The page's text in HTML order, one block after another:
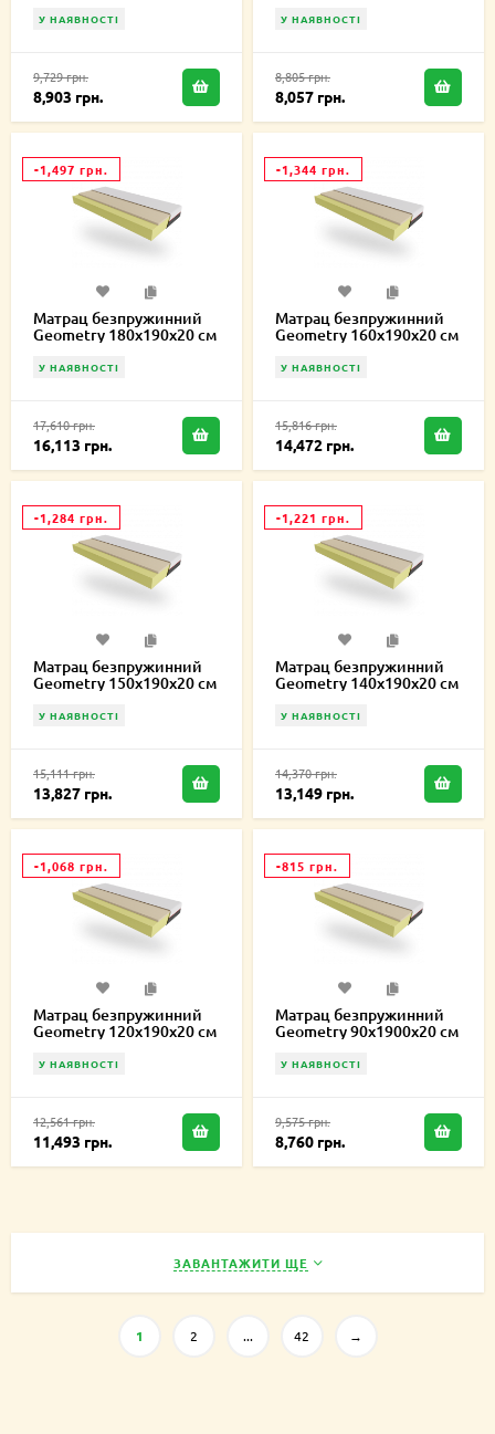
У НАЯВНОСТІ
9,729 грн.
8,903 грн.
У НАЯВНОСТІ
8,805 грн.
8,057 грн.
-1,497 грн.
Матрац безпружинний
Geometry 180х190х20 см
У НАЯВНОСТІ
17,610 грн.
16,113 грн.
-1,344 грн.
Матрац безпружинний
Geometry 160х190х20 см
У НАЯВНОСТІ
15,816 грн.
14,472 грн.
-1,284 грн.
Матрац безпружинний
Geometry 150х190х20 см
У НАЯВНОСТІ
15,111 грн.
13,827 грн.
-1,221 грн.
Матрац безпружинний
Geometry 140х190х20 см
У НАЯВНОСТІ
14,370 грн.
13,149 грн.
-1,068 грн.
Матрац безпружинний
Geometry 120х190х20 см
У НАЯВНОСТІ
12,561 грн.
11,493 грн.
-815 грн.
Матрац безпружинний
Geometry 90х1900х20 см
У НАЯВНОСТІ
9,575 грн.
8,760 грн.
ЗАВАНТАЖИТИ ЩЕ
1 2 ... 42 →